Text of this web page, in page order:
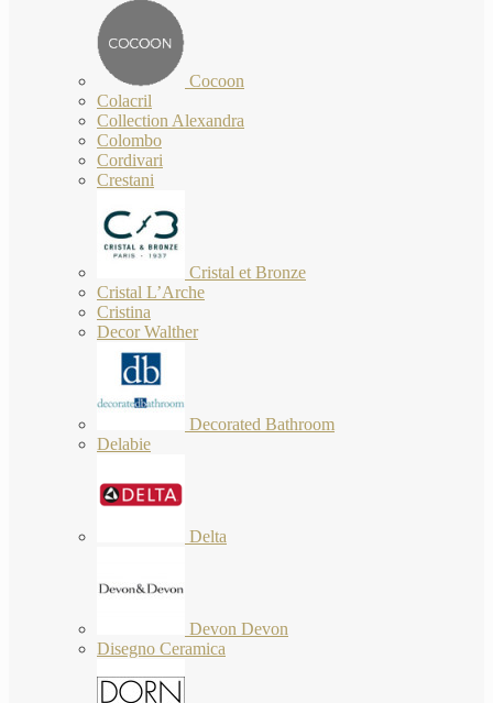
Cocoon
Colacril
Collection Alexandra
Colombo
Cordivari
Crestani
Cristal et Bronze
Cristal L’Arche
Cristina
Decor Walther
Decorated Bathroom
Delabie
Delta
Devon Devon
Disegno Ceramica